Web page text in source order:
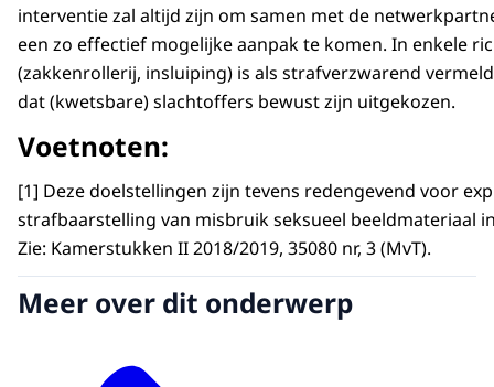
interventie zal altijd zijn om samen met de
een zo effectief mogelijke aanpak te komen. In enkele
(zakkenrollerij, insluiping) is als strafverzwarend
dat (kwetsbare) slachtoffers bewust zijn uitgekozen.
Voetnoten:
[1] Deze doelstellingen zijn tevens redengevend voor
strafbaarstelling van misbruik seksueel beeldmateriaal
Zie: Kamerstukken II 2018/2019, 35080 nr, 3 (MvT).
Meer over dit onderwerp